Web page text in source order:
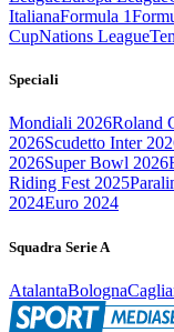
ItalianaFormula 1
CupNations League
Speciali
Mondiali 2026Roland
2026Scudetto Inter
2026Super Bowl 2026
Riding Fest 2025
2024Euro 2024
Squadra Serie A
AtalantaBologna